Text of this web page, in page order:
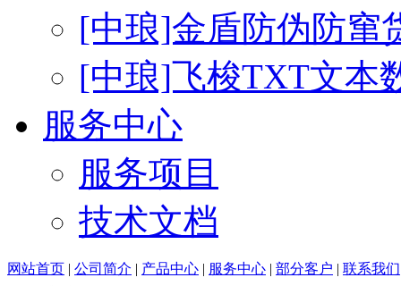
[中琅]金盾防伪防窜
[中琅]飞梭TXT文本
服务中心
服务项目
技术文档
网站首页 | 公司简介 | 产品中心 | 服务中心 | 部分客户 | 联系我们